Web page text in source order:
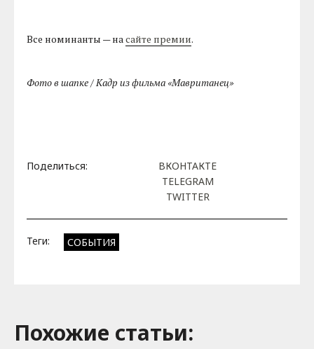
Все номинанты — насайте премии.
Фото в шапке / Кадр из фильма «Мавританец»
Поделиться:
ВКОНТАКТЕ
TELEGRAM
TWITTER
Теги: СОБЫТИЯ
Похожие cтатьи: